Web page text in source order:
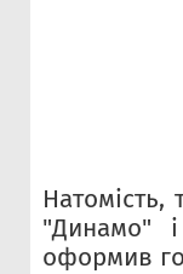
"Динамо"
оформив